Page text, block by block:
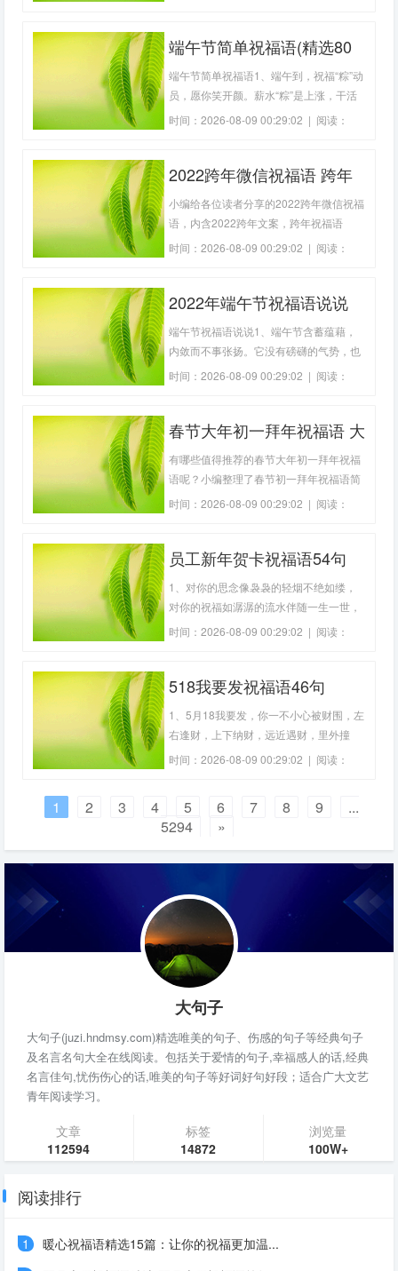
撩人思绪。愿至深祝福时时萦绕你。5、
度过四季
端午节简单祝福语(精选80
句)
端午节简单祝福语1、端午到，祝福“粽”动
员，愿你笑开颜。薪水“粽”是上涨，干活
“粽”是不忙，前途“粽”是辉煌，爱情“粽”是
叠，无需车载斗量，够用就好;友谊纯纯，
时间：2026-08-09 00:29:02 | 阅读：
2022跨年微信祝福语 跨年
祝福语(精选21句)
小编给各位读者分享的2022跨年微信祝福
语，内含2022跨年文案，跨年祝福语
2022最火，2022跨年祝福语200字，
穿过的鞋子，走过的路，穿过的衣服，看
努力，成功的乐
时间：2026-08-09 00:29:02 | 阅读：
2022年端午节祝福语说说
端午节的祝福语句(精选96
句)
端午节祝福语说说1、端午节含蓄蕴藉，
内敛而不事张扬。它没有磅礴的气势，也
没有宏大的场景，一切都是那么平缓而舒
朋友的祝福电信。信息化的时代，信息化
我送你
时间：2026-08-09 00:29:02 | 阅读：
春节大年初一拜年祝福语 大
年初一拜年祝福语(精选45
句)
有哪些值得推荐的春节大年初一拜年祝福
语呢？小编整理了春节初一拜年祝福语简
单，大年初一简短拜年祝福语，大年初一
年初一 经典拜年词，欢迎阅读借鉴。1、
到，美
时间：2026-08-09 00:29:02 | 阅读：
员工新年贺卡祝福语54句
1、对你的思念像袅袅的轻烟不绝如缕，
对你的祝福如潺潺的流水伴随一生一世，
祝新年大吉！2、春节祝你开门红，红扑
高照。3、一条短信，有如此多的牵挂，
福，合
时间：2026-08-09 00:29:02 | 阅读：
518我要发祝福语46句
1、5月18我要发，你一不小心被财围，左
右逢财，上下纳财，远近遇财，里外撞
财。2、5月18我要发，想要什么都得到，
出五金花，种菜种出金娃娃，工作清闲坐
沙发，老板还把红包发。4、5月18我要
发，愿你
时间：2026-08-09 00:29:02 | 阅读：
1 2 3 4 5 6 7 8 9
...
5294
»
大句子
大句子(juzi.hndmsy.com)精选唯美的句子、伤感的句子等经典句子
及名言名句大全在线阅读。包括关于爱情的句子,幸福感人的话,经典
名言佳句,忧伤伤心的话,唯美的句子等好词好句好段；适合广大文艺
青年阅读学习。
文章
112594
标签
14872
浏览量
100W+
阅读排行
1
暖心祝福语精选15篇：让你的祝福更加温...